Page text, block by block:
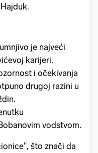
je najveći
karijeri.
i očekivanja
drugoj razini u
vodstvom.
što znači da